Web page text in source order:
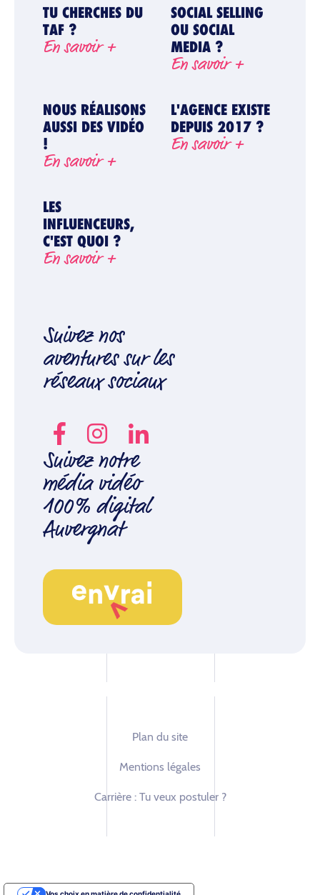
TU CHERCHES DU
TAF ?
En savoir +
SOCIAL SELLING
OU SOCIAL
MEDIA ?
En savoir +
NOUS RÉALISONS
AUSSI DES VIDÉO
!
En savoir +
L'AGENCE EXISTE
DEPUIS 2017 ?
En savoir +
LES
INFLUENCEURS,
C'EST QUOI ?
En savoir +
Suivez nos
aventures sur les
réseaux sociaux
Suivez notre
média vidéo
100% digital
Auvergnat
Plan du site
Mentions légales
Carrière : Tu veux postuler ?